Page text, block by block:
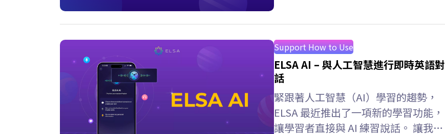
ELSA Speak –…
Support How to Use
ELSA AI – 與人工智慧進行即時英語對
話
緊跟著人工智慧（AI）學習的趨勢，
ELSA 最近推出了一項新的學習功能，
讓學習者直接與 AI 練習說話。 讓我們